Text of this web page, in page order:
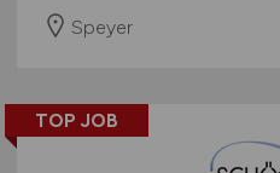
Speyer
TOP JOB